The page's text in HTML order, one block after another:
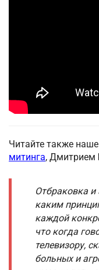
Читайте также наше
митинга, Дмитрием
Отбраковка и
каким
каждой
что когда
телевизору,
больных и